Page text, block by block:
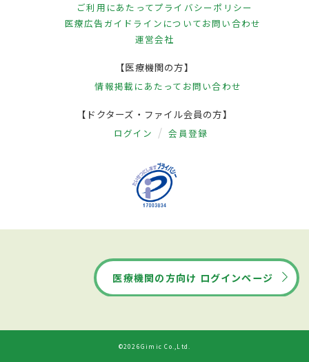
ご利用にあたってプライバシーポリシー
医療広告ガイドラインについてお問い合わせ
運営会社
【医療機関の方】
情報掲載にあたって お問い合わせ
【ドクターズ・ファイル会員の方】
ログイン 会員登録
医療機関の方向け ログインページ
©2026Gimic Co.,Ltd.